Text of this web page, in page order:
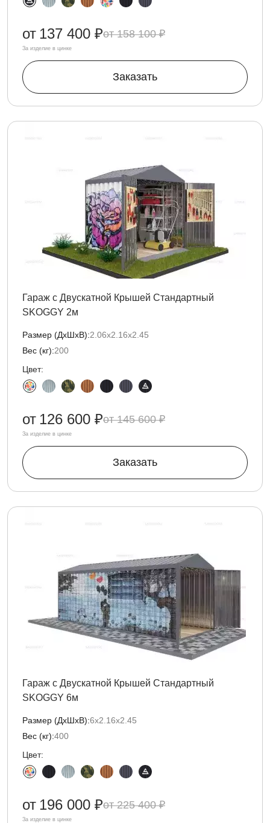
158 100 ₽
от 137 400 ₽
За изделие в цинке
Заказать
Гараж с Двускатной Крышей Стандартный
SKOGGY 2м
Размер (ДxШxВ):2.06х2.16х2.45
Вес (кг):200
Цвет:
145 600 ₽
от 126 600 ₽
За изделие в цинке
Заказать
Гараж с Двускатной Крышей Стандартный
SKOGGY 6м
Размер (ДxШxВ):6х2.16х2.45
Вес (кг):400
Цвет:
225 400 ₽
от 196 000 ₽
За изделие в цинке